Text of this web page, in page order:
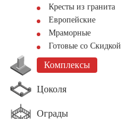
Кресты из гранита
Европейские
Мраморные
Готовые со Скидкой
Комплексы
Цоколя
Ограды